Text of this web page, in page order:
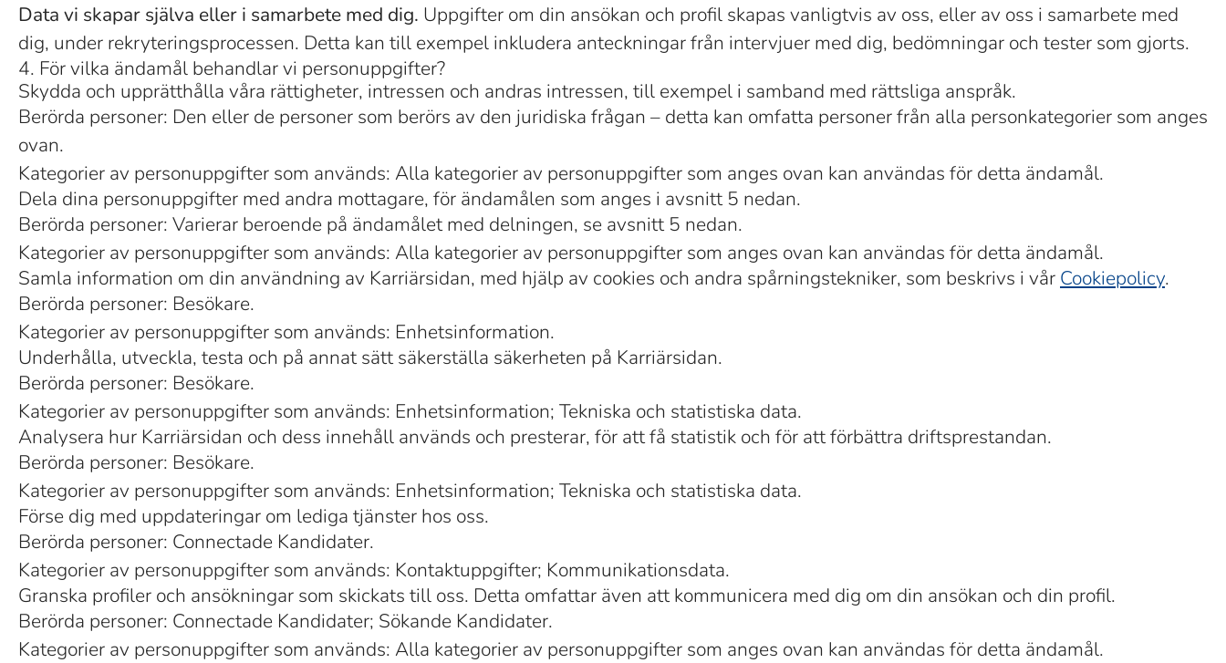
Data vi skapar själva eller i samarbete med dig. Uppgifter om din ansökan och profil skapas vanligtvis av oss, eller av oss i samarbete med
dig, under rekryteringsprocessen. Detta kan till exempel inkludera anteckningar från intervjuer med dig, bedömningar och tester som gjorts.
4. För vilka ändamål behandlar vi personuppgifter?
Skydda och upprätthålla våra rättigheter, intressen och andras intressen, till exempel i samband med rättsliga anspråk.
Berörda personer: Den eller de personer som berörs av den juridiska frågan – detta kan omfatta personer från alla personkategorier som anges
ovan.
Kategorier av personuppgifter som används: Alla kategorier av personuppgifter som anges ovan kan användas för detta ändamål.
Dela dina personuppgifter med andra mottagare, för ändamålen som anges i avsnitt 5 nedan.
Berörda personer: Varierar beroende på ändamålet med delningen, se avsnitt 5 nedan.
Kategorier av personuppgifter som används: Alla kategorier av personuppgifter som anges ovan kan användas för detta ändamål.
Samla information om din användning av Karriärsidan, med hjälp av cookies och andra spårningstekniker, som beskrivs i vår Cookiepolicy.
Berörda personer: Besökare.
Kategorier av personuppgifter som används: Enhetsinformation.
Underhålla, utveckla, testa och på annat sätt säkerställa säkerheten på Karriärsidan.
Berörda personer: Besökare.
Kategorier av personuppgifter som används: Enhetsinformation; Tekniska och statistiska data.
Analysera hur Karriärsidan och dess innehåll används och presterar, för att få statistik och för att förbättra driftsprestandan.
Berörda personer: Besökare.
Kategorier av personuppgifter som används: Enhetsinformation; Tekniska och statistiska data.
Förse dig med uppdateringar om lediga tjänster hos oss.
Berörda personer: Connectade Kandidater.
Kategorier av personuppgifter som används: Kontaktuppgifter; Kommunikationsdata.
Granska profiler och ansökningar som skickats till oss. Detta omfattar även att kommunicera med dig om din ansökan och din profil.
Berörda personer: Connectade Kandidater; Sökande Kandidater.
Kategorier av personuppgifter som används: Alla kategorier av personuppgifter som anges ovan kan användas för detta ändamål.